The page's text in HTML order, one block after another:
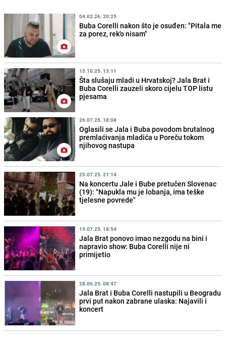
04.02.26. 20:25
Buba Corelli nakon što je osuđen: "Pitala me
za porez, rek'o nisam"
15.10.25. 13:11
Šta slušaju mladi u Hrvatskoj? Jala Brat i
Buba Corelli zauzeli skoro cijelu TOP listu
pjesama
26.07.25. 18:08
Oglasili se Jala i Buba povodom brutalnog
premlaćivanja mladića u Poreču tokom
njihovog nastupa
25.07.25. 21:14
Na koncertu Jale i Bube pretučen Slovenac
(19): "Napukla mu je lobanja, ima teške
tjelesne povrede"
19.07.25. 18:54
Jala Brat ponovo imao nezgodu na bini i
napravio show: Buba Corelli nije ni
primijetio
28.06.25. 08:47
Jala Brat i Buba Corelli nastupili u Beogradu
prvi put nakon zabrane ulaska: Najavili i
koncert